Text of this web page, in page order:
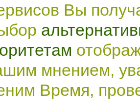
Вы
мнением,
Время,